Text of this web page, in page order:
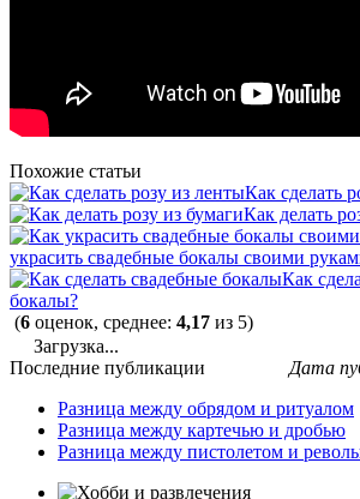
Похожие статьи
Как сделать
Как делать
украсить свадебные бокалы своими
Как
бокалы?
(6 оценок, среднее: 4,17 из 5)
Загрузка...
Дата
Последние публикации
Разница между обрядом и ритуалом
Разница между картечью и дробью
Разница между пистолетом и